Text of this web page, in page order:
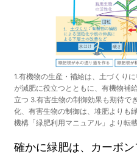
1.有機物の生産・補給は、土づくり
が減肥に役立つとともに、有機物補
立つ 3.有害生物の制御効果も期待で
化、有害生物の制御は、堆肥よりも
機構「緑肥利用マニュアル」より転載
確かに緑肥は、カーボ